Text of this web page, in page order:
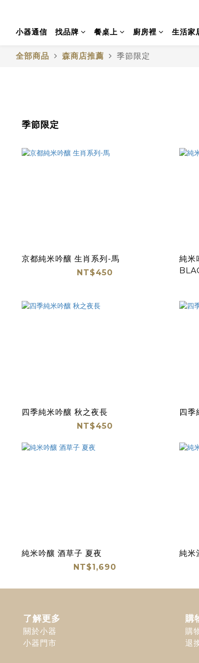
小器通信 找品牌 餐桌上 廚房裡 生活家
全部商品 森商店推薦 季節限定
季節限定
京都純米吟釀 生肖系列-馬
NT$450
純米
四季純米吟釀 秋之夜長
NT$450
四季
純米吟釀 酒草子 夏夜
NT$1,690
純米
了解更多
關於小器
小器門市
購
購
退